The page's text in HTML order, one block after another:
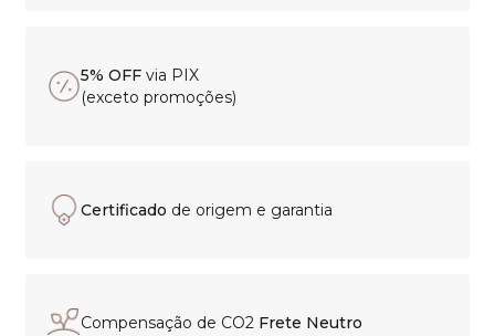
5% OFF via PIX
(exceto promoções)
Certificado de origem e garantia
Compensação de CO2 Frete Neutro